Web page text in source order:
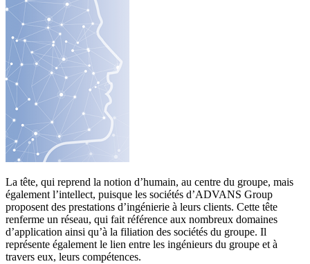
La tête, qui reprend la notion d’humain, au centre du groupe, mais
également l’intellect, puisque les sociétés d’ADVANS Group
proposent des prestations d’ingénierie à leurs clients. Cette tête
renferme un réseau, qui fait référence aux nombreux domaines
d’application ainsi qu’à la filiation des sociétés du groupe. Il
représente également le lien entre les ingénieurs du groupe et à
travers eux, leurs compétences.